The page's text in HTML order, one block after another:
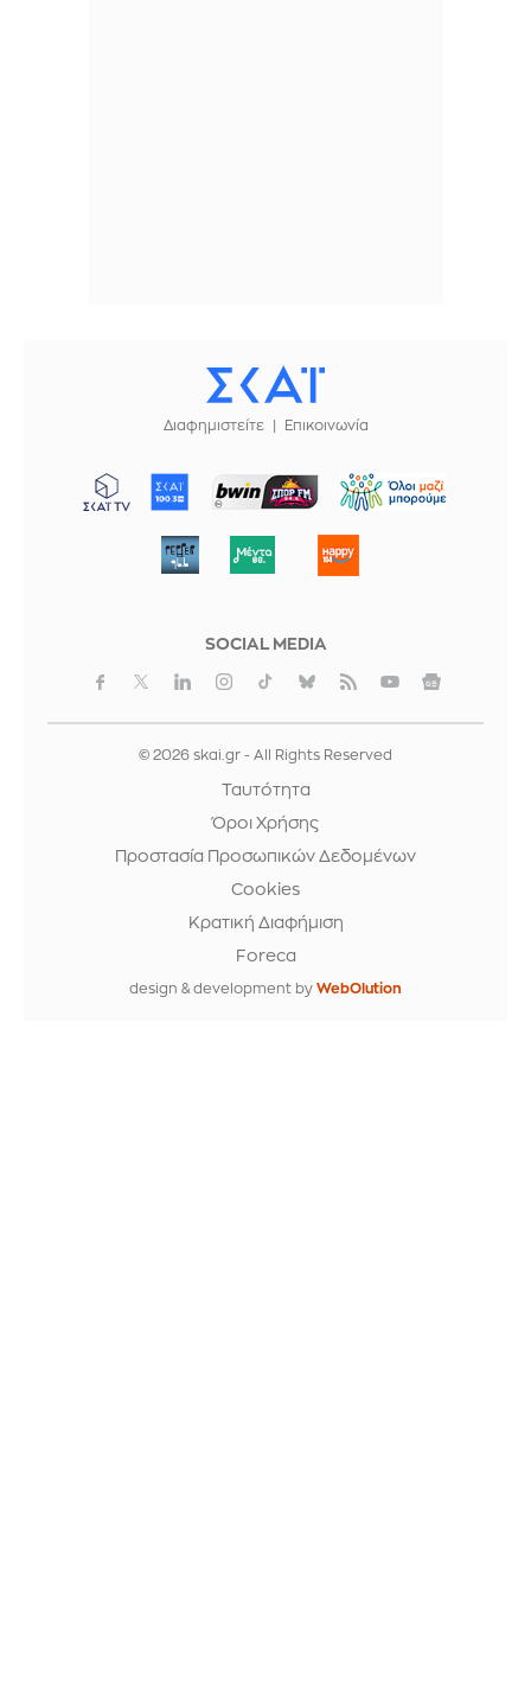
Διαφημιστείτε Επικοινωνία
ΜΠΟΡΟΥΜΕ
SOCIAL MEDIA
© 2026 skai.gr - All Rights Reserved
Ταυτότητα
Όροι Χρήσης
Προστασία Προσωπικών Δεδομένων
Cookies
Κρατική Διαφήμιση
Foreca
design & development by WebOlution